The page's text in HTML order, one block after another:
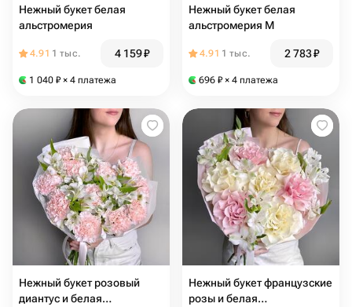
Нежный букет белая
альстромерия
4.91 1 тыс. 4 159₽
1 040 ₽ × 4 платежа
Нежный букет белая
альстромерия M
4.91 1 тыс. 2 783₽
696 ₽ × 4 платежа
Нежный букет розовый
диантус и белая
Нежный букет французские
розы и белая